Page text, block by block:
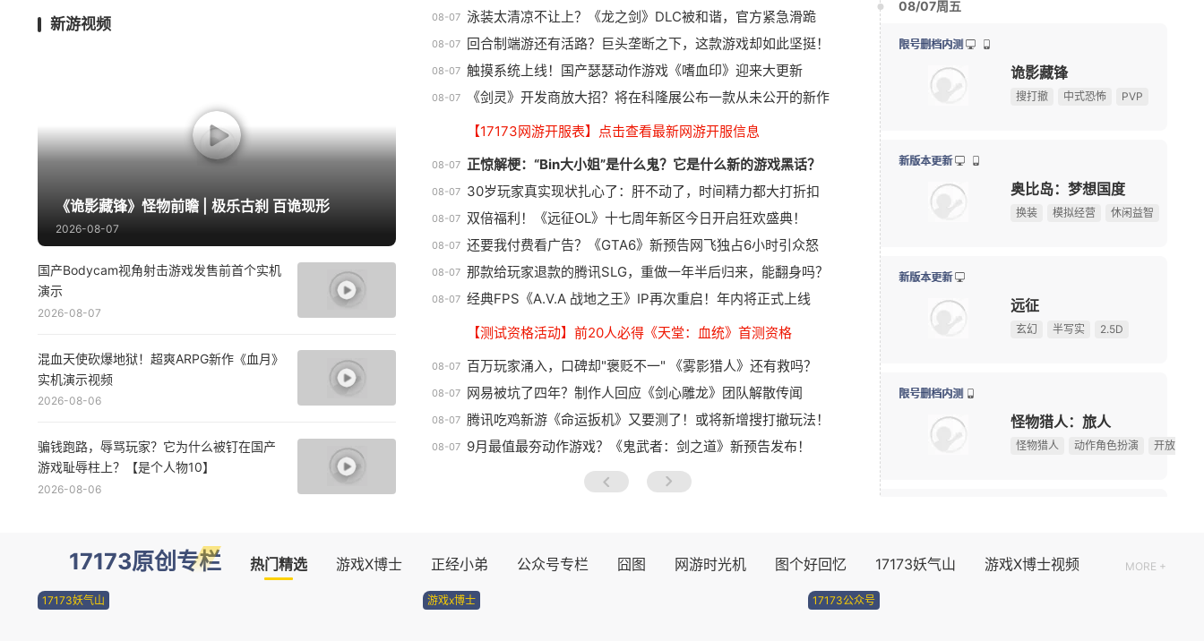
新游视频
《诡影藏锋》怪物前瞻 | 极乐古刹 百诡现形
2026-08-07
国产Bodycam视角射击游戏发售前首个实机
演示
2026-08-07
混血天使砍爆地狱！超爽ARPG新作《血月》
实机演示视频
2026-08-06
骗钱跑路，辱骂玩家？它为什么被钉在国产
游戏耻辱柱上？【是个人物10】
2026-08-06
08-07 泳装太清凉不让上？《龙之剑》DLC被和谐，官方紧急滑跪
08-07 回合制端游还有活路？巨头垄断之下，这款游戏却如此坚挺！
08-07 触摸系统上线！国产瑟瑟动作游戏《嗜血印》迎来大更新
08-07
《剑灵》开发商放大招？将在科隆展公布一款从未公开的新作
【17173网游开服表】点击查看最新网游开服信息
08-07 正惊解梗：“Bin大小姐”是什么鬼？它是什么新的游戏黑话？
08-07 30岁玩家真实现状扎心了：肝不动了，时间精力都大打折扣
08-07 双倍福利！《远征OL》十七周年新区今日开启狂欢盛典！
08-07 还要我付费看广告？《GTA6》新预告网飞独占6小时引众怒
08-07 那款给玩家退款的腾讯SLG，重做一年半后归来，能翻身吗？
08-07 经典FPS《A.V.A 战地之王》IP再次重启！年内将正式上线
【测试资格活动】前20人必得《天堂：血统》首测资格
08-07 百万玩家涌入，口碑却"褒贬不一" 《雾影猎人》还有救吗？
08-07 网易被坑了四年？制作人回应《剑心雕龙》团队解散传闻
08-07 腾讯吃鸡新游《命运扳机》又要测了！或将新增搜打撤玩法！
08-07 9月最值最夯动作游戏？《鬼武者：剑之道》新预告发布！
绅士日报：冷门国产舰娘游戏新皮纯欲攻势，御姐萝
《刺客信条》功勋总监回归育碧，执掌系列新项目
Krafto新作出征科隆展，《绝地求生》衍生FPS全球首
限定手办直接送！上海全新动漫献血屋8月7日开启抽
【17173网游开服表】点击查看最新网游开服信息
10大坐骑免费送！《魔兽世界》国服21周年庆典明日
游戏早报：腾讯《天堂M》开测，网易《诡影藏锋》新
《守望先锋》新英雄D.Mon亮相！D.Va昔日队友终于
暗黑4国服免费领本体最后一天！原价128元，今晚
游戏早报：外媒盛赞《抵抗者》 冒险岛怀旧服国际服
俄罗斯大雷美女cos《巫师3》叶奈法！波涛汹涌大方
【测试资格活动】前20人必得《天堂：血统》首测资格
游戏早报：九阴新作细节曝光，粉丝自制魔兽即将上线
75岁初代“神奇女侠”晒沐浴照 网友感叹颜值冻龄
多图预警！CJ咪咕游戏展台高颜值游戏角色全捕捉
《永恒之塔2》现场COS精彩回顾，哪一位Cos角色最
怪物猎人：旅人
桃花源记2
问剑长生
元气骑士
17173原创专栏 热门精选 游戏X博士 正经小弟 公众号专栏 囧图 网游时光机 图个好回忆 17173妖气山 游戏X博士视频 MORE +
17173妖气山 游戏x博士 17173公众号